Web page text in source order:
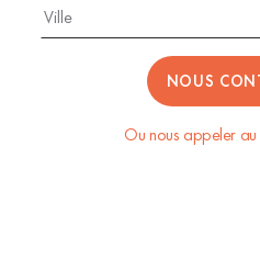
Ou nous appeler au